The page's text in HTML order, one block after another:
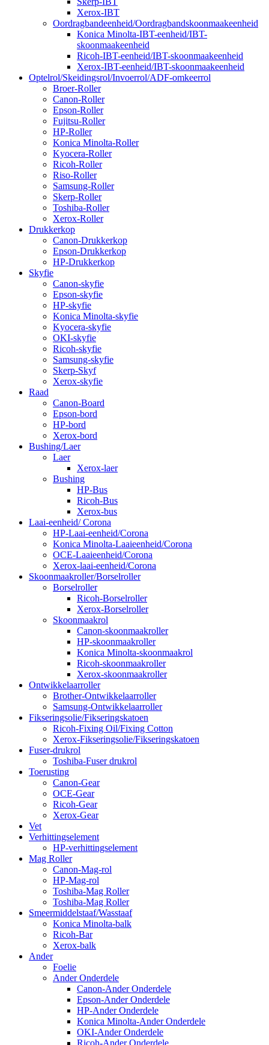
Xerox-IBT
Oordragbandeenheid/Oordragbandskoonmaakeenheid
Konica Minolta-IBT-eenheid/IBT-
skoonmaakeenheid
Ricoh-IBT-eenheid/IBT-skoonmaakeenheid
Xerox-IBT-eenheid/IBT-skoonmaakeenheid
Optelrol/Skeidingsrol/Invoerrol/ADF-omkeerrol
Broer-Roller
Canon-Roller
Epson-Roller
Fujitsu-Roller
HP-Roller
Konica Minolta-Roller
Kyocera-Roller
Ricoh-Roller
Riso-Roller
Samsung-Roller
Skerp-Roller
Toshiba-Roller
Xerox-Roller
Drukkerkop
Canon-Drukkerkop
Epson-Drukkerkop
HP-Drukkerkop
Skyfie
Canon-skyfie
Epson-skyfie
HP-skyfie
Konica Minolta-skyfie
Kyocera-skyfie
OKI-skyfie
Ricoh-skyfie
Samsung-skyfie
Skerp-Skyf
Xerox-skyfie
Raad
Canon-Board
Epson-bord
HP-bord
Xerox-bord
Bushing/Laer
Laer
Xerox-laer
Bushing
HP-Bus
Ricoh-Bus
Xerox-bus
Laai-eenheid/ Corona
HP-Laai-eenheid/Corona
Konica Minolta-Laaieenheid/Corona
OCE-Laaieenheid/Corona
Xerox-laai-eenheid/Corona
Skoonmaakroller/Borselroller
Borselroller
Ricoh-Borselroller
Xerox-Borselroller
Skoonmaakrol
Canon-skoonmaakroller
HP-skoonmaakroller
Konica Minolta-skoonmaakrol
Ricoh-skoonmaakroller
Xerox-skoonmaakroller
Ontwikkelaarroller
Brother-Ontwikkelaarroller
Samsung-Ontwikkelaarroller
Fikseringsolie/Fikseringskatoen
Ricoh-Fixing Oil/Fixing Cotton
Xerox-Fikseringsolie/Fikseringskatoen
Fuser-drukrol
Toshiba-Fuser drukrol
Toerusting
Canon-Gear
OCE-Gear
Ricoh-Gear
Xerox-Gear
Vet
Verhittingselement
HP-verhittingselement
Mag Roller
Canon-Mag-rol
HP-Mag-rol
Toshiba-Mag Roller
Toshiba-Mag Roller
Smeermiddelstaaf/Wasstaaf
Konica Minolta-balk
Ricoh-Bar
Xerox-balk
Ander
Foelie
Ander Onderdele
Canon-Ander Onderdele
Epson-Ander Onderdele
HP-Ander Onderdele
Konica Minolta-Ander Onderdele
OKI-Ander Onderdele
Ricoh-Ander Onderdele